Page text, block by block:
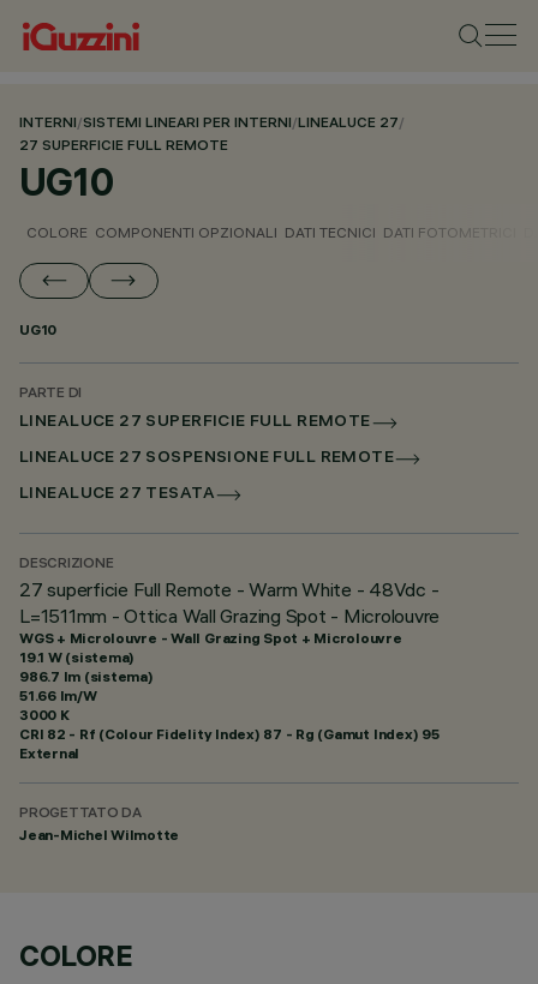
INTERNI/SISTEMI LINEARI PER INTERNI/LINEALUCE 27/
27 SUPERFICIE FULL REMOTE
UG10
COLORE COMPONENTI OPZIONALI DATI TECNICI DATI FOTOMETRICI
UG10
PARTE DI
LINEALUCE 27 SUPERFICIE FULL REMOTE
LINEALUCE 27 SOSPENSIONE FULL REMOTE
LINEALUCE 27 TESATA
DESCRIZIONE
27 superficie Full Remote - Warm White - 48Vdc -
L=1511mm - Ottica Wall Grazing Spot - Microlouvre
WGS + Microlouvre - Wall Grazing Spot + Microlouvre
19.1 W (sistema)
986.7 lm (sistema)
51.66 lm/W
3000 K
CRI 82 - Rf (Colour Fidelity Index) 87 - Rg (Gamut Index) 95
External
PROGETTATO DA
Jean-Michel Wilmotte
COLORE